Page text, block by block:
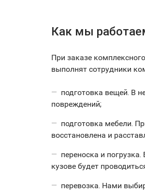
Как мы
При заказе
выполнят сотрудники
подготовка вещей. В
повреждений;
подготовка мебели.
восстановлена и
переноска и
кузове будет
перевозка. Нами